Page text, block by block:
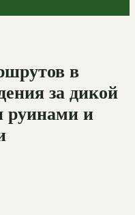
в
за дикой
руинами и